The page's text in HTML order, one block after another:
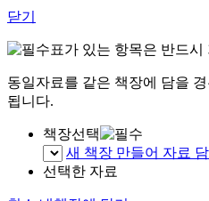
닫기
표가 있는 항목은 반드
동일자료를 같은 책장에 담을
됩니다.
책장선택
새 책장 만들어 자료 담
선택한 자료